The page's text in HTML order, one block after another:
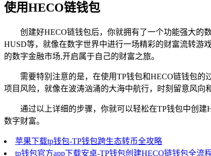
使用HECO链钱包
创建好HECO链钱包后，你就拥有了一个功能强大的
HUSD等，就像在数字世界中进行一场精彩的财富流转游
的数字金融市场,开启属于自己的财富之旅。
需要特别注意的是，在使用TP钱包和HECO链钱包
项目风险，就像在波涛汹涌的大海中航行，时刻留意风向
通过以上详细的步骤，你就可以轻松在TP钱包中创
数字财富。
苹果下载tp钱包-TP钱包跨生态转币全攻略
tp钱包官方app下载安卓-TP钱包创建HECO链钱包全流